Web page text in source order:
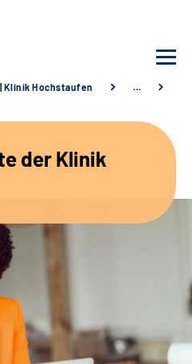
Klinik Hochstaufen …
der Klinik